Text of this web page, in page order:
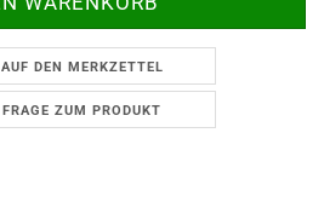
AUF DEN MERKZETTEL
FRAGE ZUM PRODUKT